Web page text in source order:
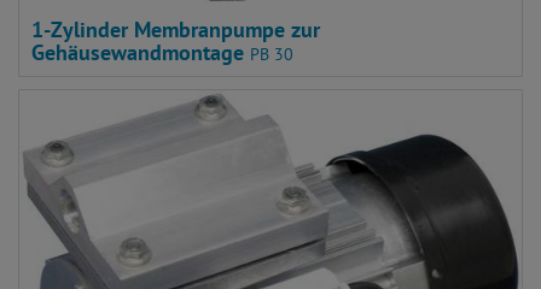
1-Zylinder Membranpumpe zur
Gehäusewandmontage PB 30